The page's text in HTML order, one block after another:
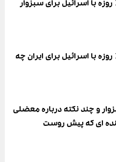
بعد از جنگ 12 روزه با اسرائیل برای سبزوار
بعد از جنگ 12 روزه با اسرائیل برای ایران چه
و چند نکته درباره معضلی
ای که پیش روست